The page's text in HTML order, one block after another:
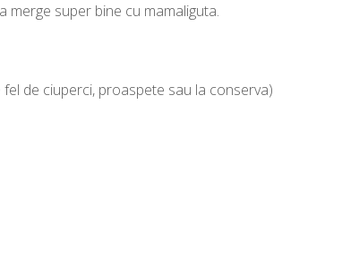
merge super bine cu mamaliguta.
de ciuperci, proaspete sau la conserva)